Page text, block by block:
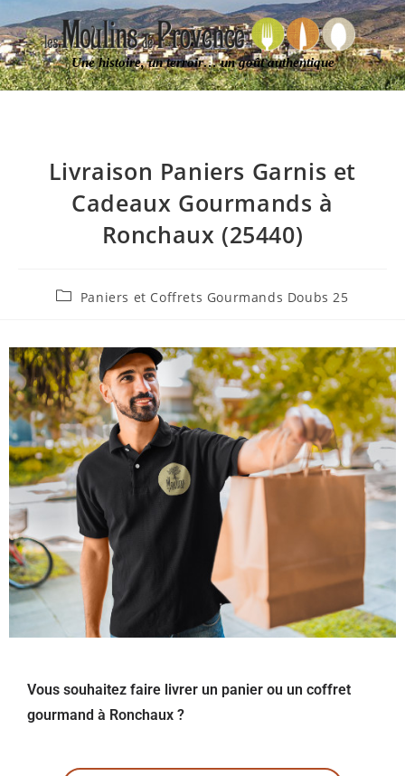
Une histoire, un terroir… un goût authentique
Livraison Paniers Garnis et
Cadeaux Gourmands à
Ronchaux (25440)
Paniers et Coffrets Gourmands Doubs 25
Vous souhaitez faire livrer un panier ou un coffret
gourmand à Ronchaux ?